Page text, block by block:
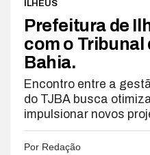
ILHÉUS
Prefeitura de
com o Tribunal
Bahia.
Encontro entre a
do TJBA busca
impulsionar novos
Por Redação